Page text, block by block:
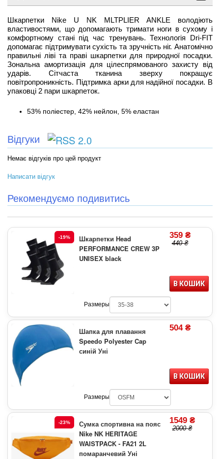
Шкарпетки Nike U NK MLTPLIER ANKLE володіють
властивостями, що допомагають тримати ноги в сухому і
комфортному стані під час тренувань. Технологія Dri-FIT
допомагає підтримувати сухість та зручність ніг. Анатомічно
правильні ліві та праві шкарпетки для природної посадки.
Зональна амортизація для цілеспрямованого захисту від
ударів. Сітчаста тканина зверху покращує
повітропроникність. Підтримка арки для надійної посадки. В
упаковці 2 пари шкарпеток.
53% поліестер, 42% нейлон, 5% еластан
Відгуки
Немає відгуків про цей продукт
Написати відгук
Рекомендуємо подивитись
-19%
Шкарпетки Head
PERFORMANCE CREW 3P
UNISEX black
359 ₴
440 ₴
В КОШИК
Размеры
Шапка для плавання
Speedo Polyester Cap
синій Уні
504 ₴
В КОШИК
Размеры
-23%
Сумка спортивна на пояс
Nike NK HERITAGE
WAISTPACK - FA21 2L
помаранчевий Уні
1549 ₴
2000 ₴